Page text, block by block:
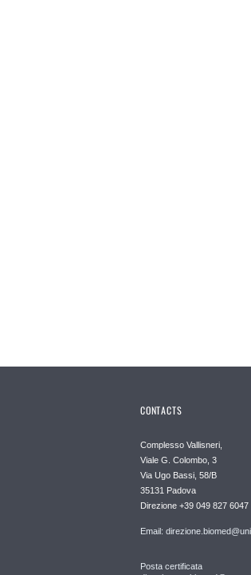
CONTACTS
Complesso Vallisneri,
Viale G. Colombo, 3
Via Ugo Bassi, 58/B
35131 Padova
Direzione +39 049 827 6047
Email:
Posta certificata